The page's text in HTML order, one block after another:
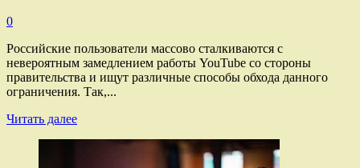
0
Российские пользователи массово сталкиваются с
невероятным замедлением работы YouTube со стороны
правительства и ищут различные способы обхода данного
ограничения. Так,...
Читать далееПрочитать